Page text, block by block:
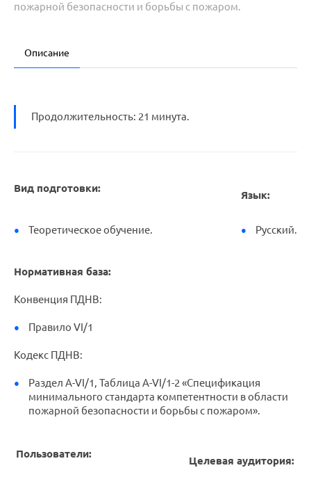
пожарной безопасности и борьбы с пожаром.
Описание
Продолжительность: 21 минута.
Вид подготовки:
Язык:
Теоретическое обучение. Русский.
Нормативная база:
Конвенция ПДНВ:
Правило VI/1
Кодекс ПДНВ:
Раздел A-VI/1, Таблица A-VI/1-2 «Спецификация
минимального стандарта компетентности в области
пожарной безопасности и борьбы с пожаром».
Пользователи:
Целевая аудитория: